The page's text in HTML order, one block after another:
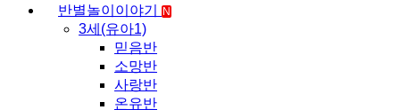
반별놀이이야기
N
3세(유아1)
믿음반
소망반
사랑반
온유반